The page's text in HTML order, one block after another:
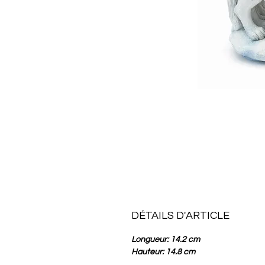
DÉTAILS D'ARTICLE
Longueur: 14.2 cm
Hauteur: 14.8 cm